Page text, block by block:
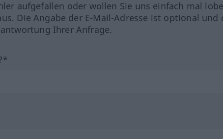
aufgefallen oder wollen Sie uns einfach mal
Die Angabe der E-Mail-Adresse ist optional und
Ihrer Anfrage.